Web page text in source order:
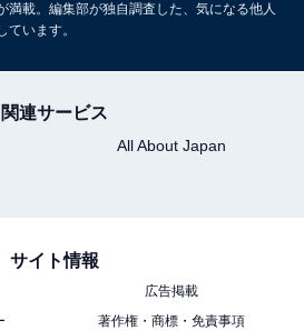
ロールケーキの生地
リームが主張しすぎるロールケー
満載。編集部が独自調査した、気になる他人
います。
関連サービス
All About Japan
サイト情報
広告掲載
著作権・商標・免責事項